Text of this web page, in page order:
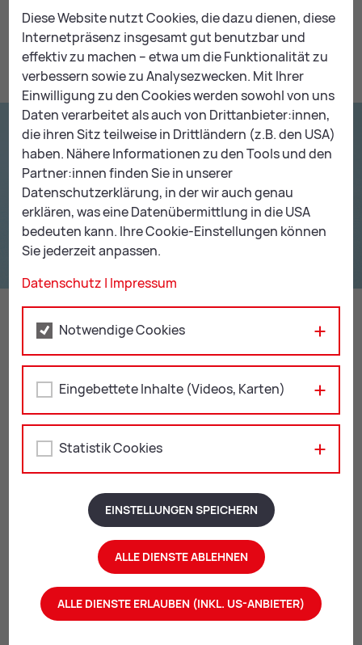
Pas­sen­der Krea­tiv-Work­shop:
Der Workshop kann sehr gut mit folgendem Kreativ-
Workshop kombiniert werden:
Alte Mus­ter wie­der hoch­mo­dern!
MEHR DAZU
An­mel­dung:
Alle unsere Workshops und Kreativ-Workshops finden
Workshops aus unseremPro­gramm JUN­GES MU­SE­UM
kombiniert werden. Wir beraten Sie gerne!
TERMIN ANFRAGEN
Diese Website nutzt Cookies, die dazu dienen, diese
Internetpräsenz insgesamt gut benutzbar und
effektiv zu machen – etwa um die Funktionalität zu
verbessern sowie zu Analysezwecken. Mit Ihrer
Einwilligung zu den Cookies werden sowohl von uns
Daten verarbeitet als auch von Drittanbieter:innen,
die ihren Sitz teilweise in Drittländern (z.B. den USA)
haben. Nähere Informationen zu den Tools und den
Partner:innen finden Sie in unserer
Datenschutzerklärung, in der wir auch genau
erklären, was eine Datenübermittlung in die USA
bedeuten kann. Ihre Cookie-Einstellungen können
Sie jederzeit anpassen.
Datenschutz | Impressum
Notwendige Cookies
Eingebettete Inhalte (Videos, Karten)
Statistik Cookies
EINSTELLUNGEN SPEICHERN
ALLE DIENSTE ABLEHNEN
ALLE DIENSTE ERLAUBEN (INKL. US-ANBIETER)